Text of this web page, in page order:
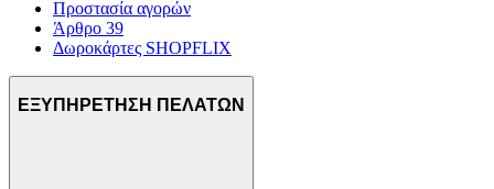
Προστασία αγορών
Άρθρο 39
Δωροκάρτες SHOPFLIX
ΕΞΥΠΗΡΕΤΗΣΗ ΠΕΛΑΤΩΝ